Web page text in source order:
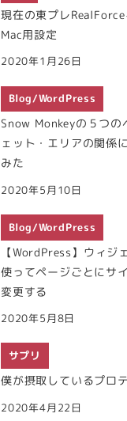
現在の東プレ
Mac用設定
2020年1月26日
Blog/WordPress
Snow Monkeyの５つの
ェット・エリアの関係
みた
2020年5月10日
Blog/WordPress
【WordPress】ウィジ
使ってページごとにサ
変更する
2020年5月8日
サプリ
僕が摂取しているプロ
2020年4月22日